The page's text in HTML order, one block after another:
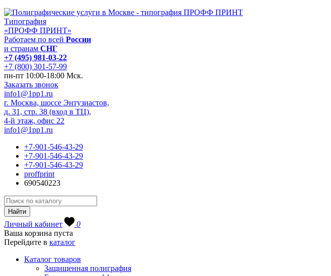
Типография
«ПРОФФ ПРИНТ»
Работаем по всей России
и странам СНГ
+7 (495) 981-03-22
+7 (800) 301-57-99
пн-пт 10:00-18:00 Мск.
Заказать звонок
info1@1pp1.ru
г. Москва, шоссе Энтузиастов,
д. 31, стр. 38 (вход в ТЦ),
4-й этаж, офис 22
info1@1pp1.ru
+7-901-546-43-29
+7-901-546-43-29
+7-901-546-43-29
proffprint
690540223
Личный кабинет
0
Ваша корзина пуста
Перейдите в каталог
Каталог товаров
Защищенная полиграфия